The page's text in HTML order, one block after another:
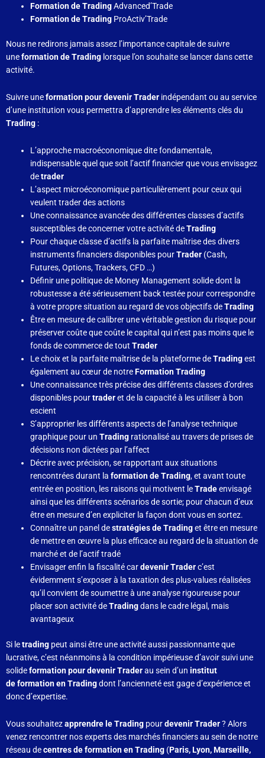
Formation de TradingAdvanced’Trade
Formation de Trading ProActiv’Trade
Nous ne redirons jamais assez l’importance capitale de suivre
uneformation de Trading lorsque l’on souhaite se lancer dans cette
activité.
Suivre uneformation pour devenir Trader indépendant ou au service
d’une institution vous permettra d’apprendre les éléments clés du
Trading :
L’approche macroéconomique dite fondamentale,
indispensable quel que soit l’actif financier que vous envisagez
detrader
L’aspect microéconomique particulièrement pour ceux qui
veulent trader des actions
Une connaissance avancée des différentes classes d’actifs
susceptibles de concerner votre activité deTrading
Pour chaque classe d’actifs la parfaite maîtrise des divers
instruments financiers disponibles pourTrader (Cash,
Futures, Options, Trackers, CFD …)
Définir une politique de Money Management solide dont la
robustesse a été sérieusement back testée pour correspondre
à votre propre situation au regard de vos objectifs deTrading
Être en mesure de calibrer une véritable gestion du risque pour
préserver coûte que coûte le capital qui n’est pas moins que le
fonds de commerce de toutTrader
Le choix et la parfaite maîtrise de la plateforme deTradingest
également au cœur de notreFormation Trading
Une connaissance très précise des différents classes d’ordres
disponibles pourtraderet de la capacité à les utiliser à bon
escient
S’approprier les différents aspects de l’analyse technique
graphique pour unTrading rationalisé au travers de prises de
décisions non dictées par l’affect
Décrire avec précision, se rapportant aux situations
rencontrées durant laformation de Trading, et avant toute
entrée en position, les raisons qui motivent leTradeenvisagé
ainsi que les différents scénarios de sortie; pour chacun d’eux
être en mesure d’en expliciter la façon dont vous en sortez.
Connaître un panel destratégies de Tradinget être en mesure
de mettre en œuvre la plus efficace au regard de la situation de
marché et de l’actif tradé
Envisager enfin la fiscalité cardevenir Traderc’est
évidemment s’exposer à la taxation des plus-values réalisées
qu’il convient de soumettre à une analyse rigoureuse pour
placer son activité deTradingdans le cadre légal, mais
avantageux
Si letrading peut ainsi être une activité aussi passionnante que
lucrative, c’est néanmoins à la condition impérieuse d’avoir suivi une
solideformation pour devenir Traderau sein d’un institut
de formation en Tradingdont l’ancienneté est gage d’expérience et
donc d’expertise.
Vous souhaitezapprendre le Trading pourdevenir Trader? Alors
venez rencontrer nos experts des marchés financiers au sein de notre
réseau decentres de formation en Trading (Paris, Lyon, Marseille,